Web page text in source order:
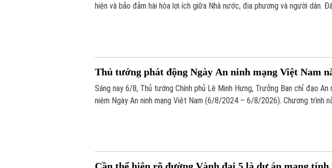
hiện và bảo đảm hài hòa lợi ích giữa Nhà nước, địa phương và người dân.
Thủ tướng phát động Ngày An ninh mạng Việt Nam
Sáng nay 6/8, Thủ tướng Chính phủ Lê Minh Hưng, Trưởng Ban chỉ đạo
niệm Ngày An ninh mạng Việt Nam (6/8/2024 – 6/8/2026). Chương trình